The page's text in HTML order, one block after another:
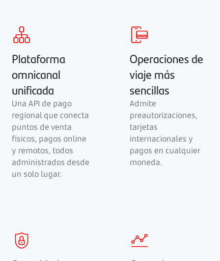
Plataforma
omnicanal
unificada
Una API de pago
regional que conecta
puntos de venta
físicos, pagos online
y remotos, todos
administrados desde
un solo lugar.
Operaciones de
viaje más
sencillas
Admite
preautorizaciones,
tarjetas
internacionales y
pagos en cualquier
moneda.